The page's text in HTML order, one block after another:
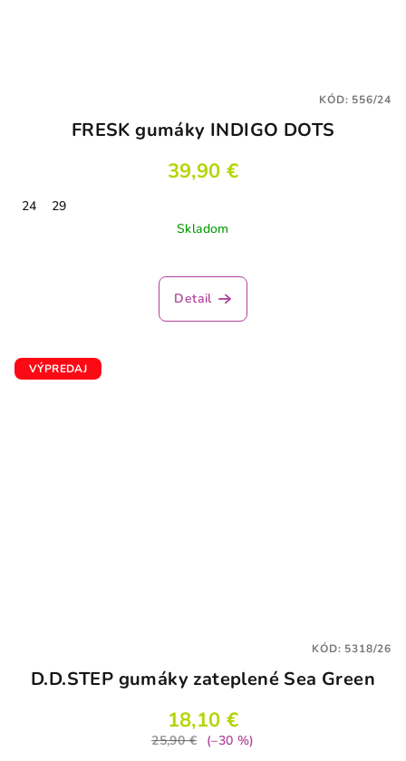
FRESK gumáky INDIGO DOTS
39,90 €
24
29
Skladom
Detail
KÓD: 556/24
VÝPREDAJ
D.D.STEP gumáky zateplené Sea Green
18,10 €
25,90 € (–30 %)
KÓD: 5318/26